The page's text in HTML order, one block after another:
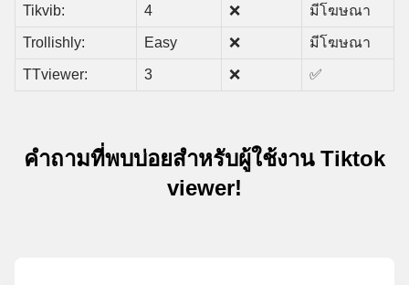
Tikvib: 4 ❌ มีโฆษณา
Trollishly: Easy ❌ มีโฆษณา
TTviewer: 3 ❌ ✅
คำถามที่พบบ่อยสำหรับผู้ใช้งาน Tiktok
viewer!